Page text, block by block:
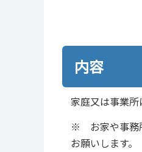
内容
家庭又は事業所
※ お家や事務
お願いします。